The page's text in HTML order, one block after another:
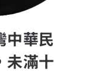
中華民
未滿十